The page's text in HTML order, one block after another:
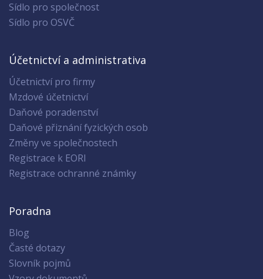
Sídlo pro společnost
Sídlo pro OSVČ
Účetnictví a administrativa
Účetnictví pro firmy
Mzdové účetnictví
Daňové poradenství
Daňové přiznání fyzických osob
Změny ve společnostech
Registrace k EORI
Registrace ochranné známky
Poradna
Blog
Časté dotazy
Slovník pojmů